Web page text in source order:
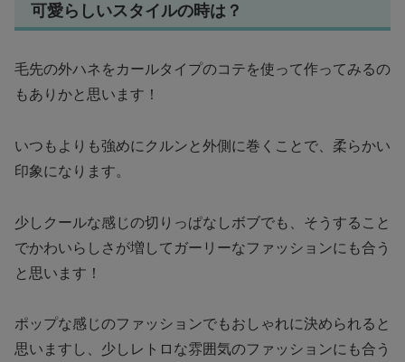
可愛らしいスタイルの時は？
毛先の外ハネをカールタイプのコテを使って作ってみるの
もありかと思います！
いつもよりも強めにクルンと外側に巻くことで、柔らかい
印象になります。
少しクールな感じの切りっぱなしボブでも、そうすること
でかわいらしさが増してガーリーなファッションにも合う
と思います！
ポップな感じのファッションでもおしゃれに決められると
思いますし、少しレトロな雰囲気のファッションにも合う